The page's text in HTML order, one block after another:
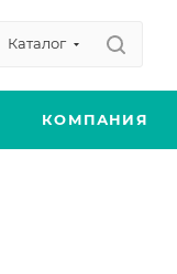
Каталог
КОМПАНИЯ